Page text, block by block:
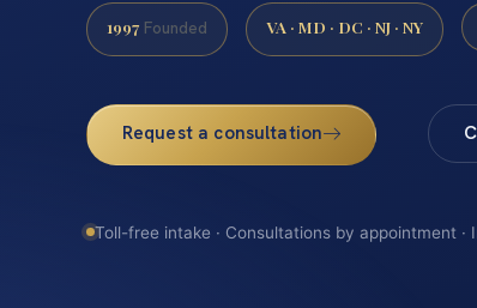
1997 Founded VA · MD · DC · NJ · NY
Request a consultation
Toll-free intake · Consultations by appointment ·